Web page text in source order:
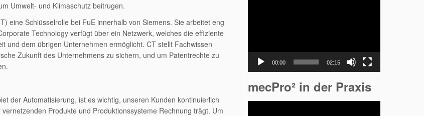
Umwelt- und Klimaschutz beitrugen.
eine Schlüsselrolle bei FuE innerhalb von Siemens. Sie arbeitet eng
Technology verfügt über ein Netzwerk, welches die effiziente
und dem übrigen Unternehmen ermöglicht. CT stellt Fachwissen
Zukunft des Unternehmens zu sichern, und um Patentrechte zu
der Automatisierung, ist es wichtig, unseren Kunden kontinuierlich
Produkte und Produktionssysteme Rechnung trägt. Um
00:00 02:15
mecPro² in der Praxis